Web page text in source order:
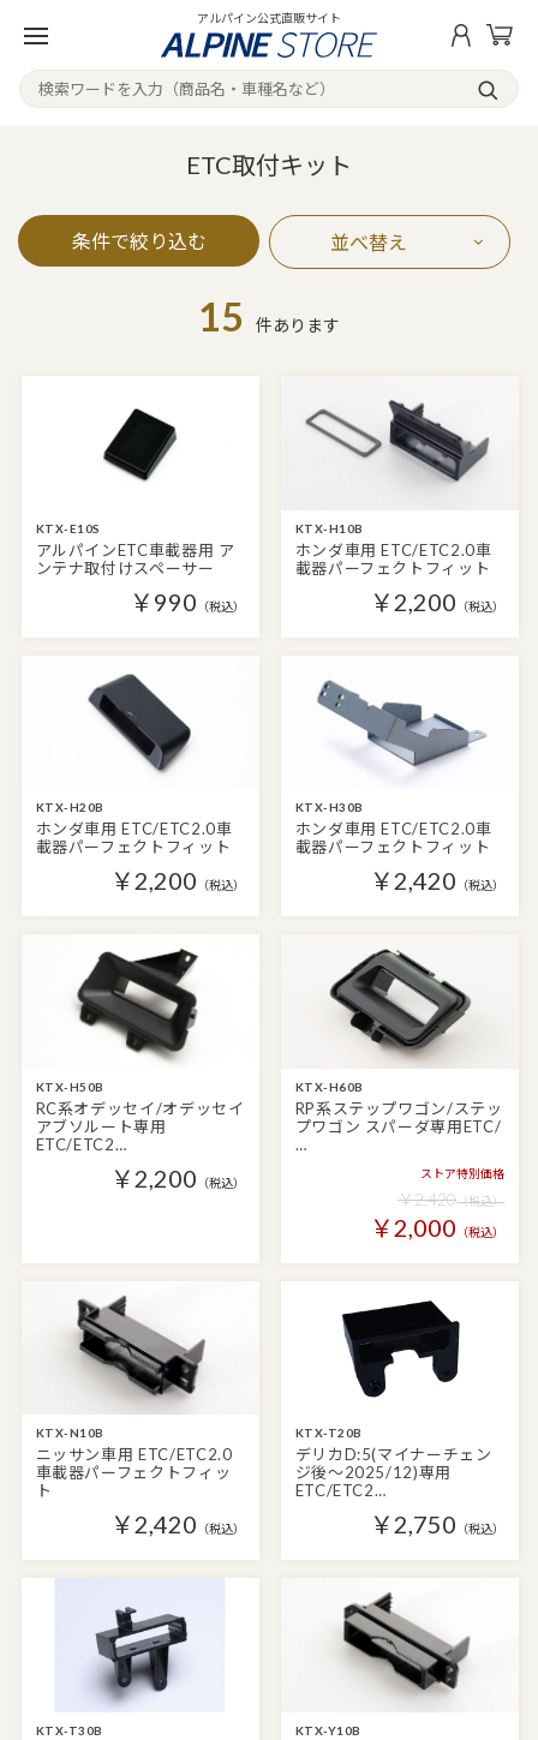
アルパイン公式直販サイト
ETC取付キット
条件で絞り込む 並べ替え
15 件あります
KTX-E10S
アルパインETC車載器用 ア
ンテナ取付けスペーサー
￥990 （税込）
KTX-H10B
ホンダ車用 ETC/ETC2.0車
載器パーフェクトフィット
￥2,200 （税込）
KTX-H20B
ホンダ車用 ETC/ETC2.0車
載器パーフェクトフィット
￥2,200 （税込）
KTX-H30B
ホンダ車用 ETC/ETC2.0車
載器パーフェクトフィット
￥2,420 （税込）
KTX-H50B
RC系オデッセイ/オデッセイ
アブソルート専用
ETC/ETC2…
￥2,200 （税込）
KTX-H60B
RP系ステップワゴン/ステッ
プワゴン スパーダ専用ETC/
…
ストア特別価格
￥2,420（税込）
￥2,000 （税込）
KTX-N10B
ニッサン車用 ETC/ETC2.0
車載器パーフェクトフィッ
ト
￥2,420 （税込）
KTX-T20B
デリカD:5(マイナーチェン
ジ後～2025/12)専用
ETC/ETC2…
￥2,750 （税込）
KTX-T30B KTX-Y10B